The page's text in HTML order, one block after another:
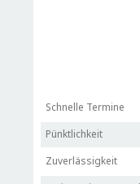
Schnelle Termine
Pünktlichkeit
Zuverlässigkeit